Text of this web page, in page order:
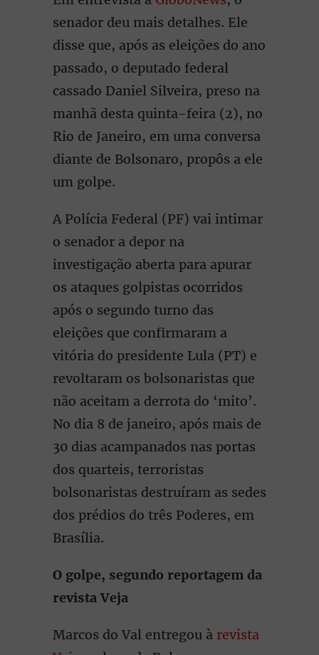
senador deu mais detalhes. Ele
disse que, após as eleições do ano
passado, o deputado federal
cassado Daniel Silveira, preso na
manhã desta quinta-feira (2), no
Rio de Janeiro, em uma conversa
diante de Bolsonaro, propôs a ele
um golpe.
A Polícia Federal (PF) vai intimar
o senador a depor na
investigação aberta para apurar
os ataques golpistas ocorridos
após o segundo turno das
eleições que confirmaram a
vitória do presidente Lula (PT) e
revoltaram os bolsonaristas que
não aceitam a derrota do ‘mito’.
No dia 8 de janeiro, após mais de
30 dias acampanados nas portas
dos quarteis, terroristas
bolsonaristas destruíram as sedes
dos prédios do três Poderes, em
Brasília.
O golpe, segundo reportagem da
revista Veja
Marcos do Val entregou à revista